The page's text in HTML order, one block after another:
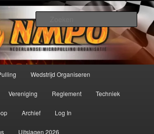
MicroPulling
modelbouwsport ter wereld!
Wedstrijd Organiseren
Vereniging Reglement Techniek
Archief Log In
Uitslagen 2026